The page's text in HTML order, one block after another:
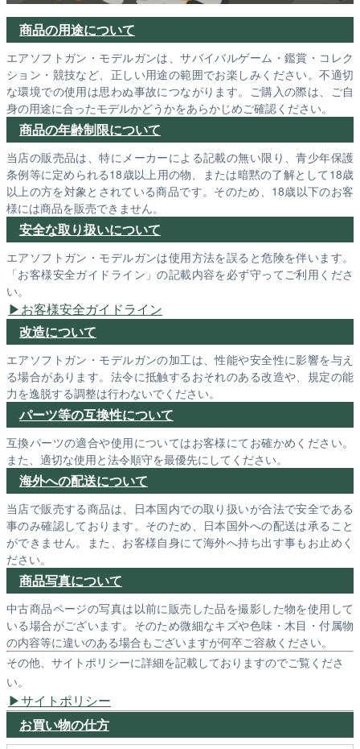
商品の用途について
エアソフトガン・モデルガンは、サバイバルゲーム・鑑賞・コレク
ション・競技など、正しい用途の範囲でお楽しみください。不適切
な環境での使用は思わぬ事故につながります。ご購入の際は、ご自
身の用途に合ったモデルかどうかをあらかじめご確認ください。
商品の年齢制限について
当店の販売品は、特にメーカーによる記載の無い限り、青少年保護
条例等に定められる18歳以上用の物、または暗黙の了解として18歳
以上の方を対象とされている商品です。そのため、18歳以下のお客
様には商品を販売できません。
安全な取り扱いについて
エアソフトガン・モデルガンは使用方法を誤ると危険を伴います。
「お客様安全ガイドライン」の記載内容を必ず守ってご利用くださ
い。
お客様安全ガイドライン
改造について
エアソフトガン・モデルガンの加工は、性能や安全性に影響を与え
る場合があります。法令に抵触するおそれのある改造や、規定の能
力を逸脱する調整は行わないでください。
パーツ等の互換性について
互換パーツの適合や使用についてはお客様にてお確かめください。
また、適切な使用と法令順守を最優先にしてください。
海外への配送について
当店で販売する商品は、日本国内での取り扱いが合法で安全である
事のみ確認しております。そのため、日本国外への配送は承ること
ができません。また、お客様自身にて海外へ持ち出す事もお止めく
ださい。
商品写真について
中古商品ページの写真は以前に販売した品を撮影した物を使用して
いる場合がございます。そのため微細なキズや色味・木目・付属物
の内容等に違いのある場合もございますが何卒ご容赦ください。
その他、サイトポリシーに詳細を記載しておりますのでご覧くださ
い。
サイトポリシー
お買い物の仕方